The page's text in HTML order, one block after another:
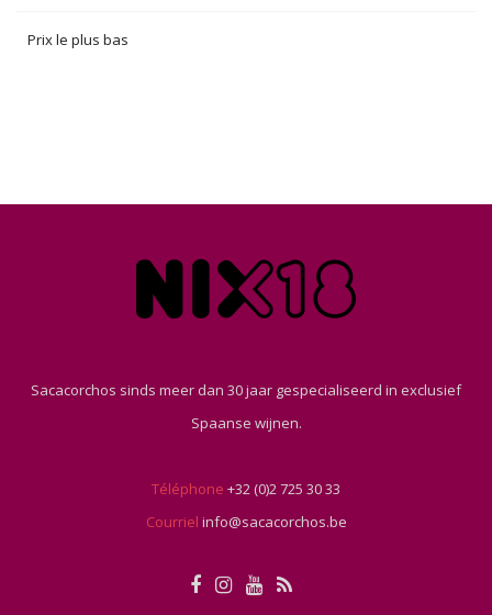
Prix le plus bas
Sacacorchos sinds meer dan 30 jaar gespecialiseerd in exclusief
Spaanse wijnen.
Téléphone +32 (0)2 725 30 33
Courriel info@sacacorchos.be